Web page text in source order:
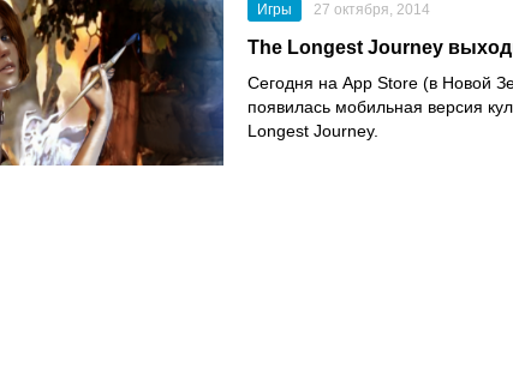
Игры 27 октября, 2014
The Longest Journey
Сегодня на App Store (в Новой
появилась мобильная версия
Longest Journey.